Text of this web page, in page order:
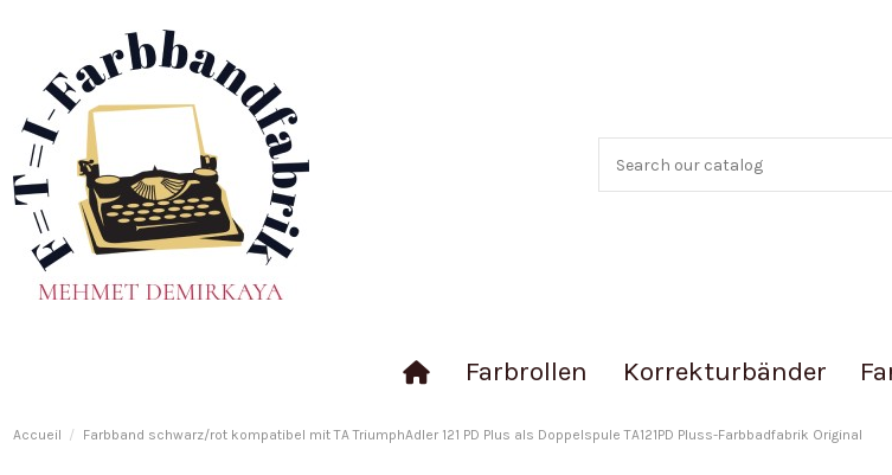
Farbrollen Korrekturbänder
Accueil Farbband schwarz/rot kompatibel mit TA TriumphAdler 121 PD Plus als Doppelspule TA121PD Pluss-Farbbadfabrik Original